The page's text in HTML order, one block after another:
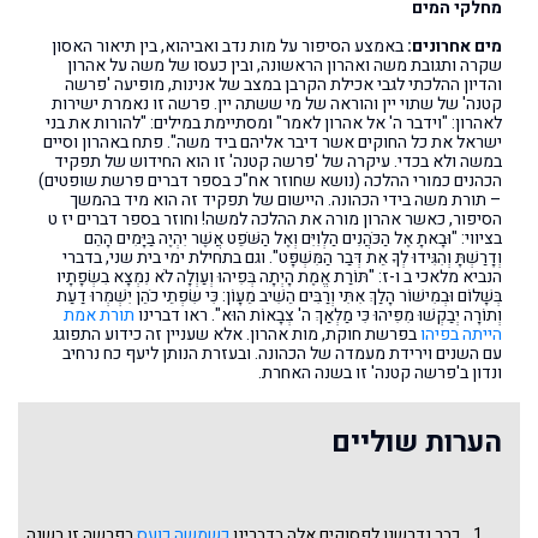
מחלקי המים
מים אחרונים:באמצע הסיפור על מות נדב ואביהוא, בין תיאור האסון
שקרה ותגובת משה ואהרון הראשונה, ובין כעסו של משה על אהרון
והדיון ההלכתי לגבי אכילת הקרבן במצב של אנינות, מופיעה 'פרשה
קטנה' של שתוי יין והוראה של מי ששתה יין. פרשה זו נאמרת ישירות
לאהרון: "וידבר ה' אל אהרון לאמר" ומסתיימת במילים: "להורות את בני
ישראל את כל החוקים אשר דיבר אליהם ביד משה". פתח באהרון וסיים
במשה ולא בכדי. עיקרה של 'פרשה קטנה' זו הוא החידוש של תפקיד
הכהנים כמורי ההלכה (נושא שחוזר אח"כ בספר דברים פרשת שופטים)
– תורת משה בידי הכהונה. היישום של תפקיד זה הוא מיד בהמשך
הסיפור, כאשר אהרון מורה את ההלכה למשה! וחוזר בספר דברים יז ט
בציווי: "וּבָאתָ אֶל הַכֹּהֲנִים הַלְוִיִּם וְאֶל הַשֹּׁפֵט אֲשֶׁר יִהְיֶה בַּיָּמִים הָהֵם
וְדָרַשְׁתָּ וְהִגִּידוּ לְךָ אֵת דְּבַר הַמִּשְׁפָּט". וגם בתחילת ימי בית שני, בדברי
הנביא מלאכי ב ו-ז: "תּוֹרַת אֱמֶת הָיְתָה בְּפִיהוּ וְעַוְלָה לֹא נִמְצָא בִשְׂפָתָיו
בְּשָׁלוֹם וּבְמִישׁוֹר הָלַךְ אִתִּי וְרַבִּים הֵשִׁיב מֵעָוֹן: כִּי שִׂפְתֵי כֹהֵן יִשְׁמְרוּ דַעַת
וְתוֹרָה יְבַקְשׁוּ מִפִּיהוּ כִּי מַלְאַךְ ה' צְבָאוֹת הוּא". ראו דברינותורת אמת
הייתה בפיהובפרשת חוקת, מות אהרון. אלא שעניין זה כידוע התפוגג
עם השנים וירידת מעמדה של הכהונה. ובעזרת הנותן ליעף כח נרחיב
ונדון ב'פרשה קטנה' זו בשנה האחרת.
הערות שוליים